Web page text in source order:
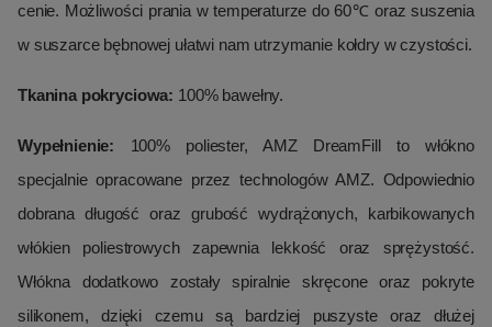
cenie. Możliwości prania w temperaturze do 60℃ oraz suszenia
w suszarce bębnowej ułatwi nam utrzymanie kołdry w czystości.
Tkanina pokryciowa: 100% bawełny.
Wypełnienie: 100% poliester, AMZ DreamFill to włókno
specjalnie opracowane przez technologów AMZ. Odpowiednio
dobrana długość oraz grubość wydrążonych, karbikowanych
włókien poliestrowych zapewnia lekkość oraz sprężystość.
Włókna dodatkowo zostały spiralnie skręcone oraz pokryte
silikonem, dzięki czemu są bardziej puszyste oraz dłużej